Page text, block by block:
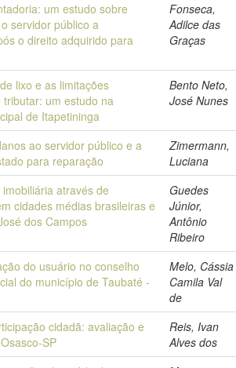
um estudo sobre
servidor público a
o direito adquirido para
Fonseca,
Adilce das
Graças
lixo e as limitações
um estudo na
de Itapetininga
Bento Neto,
José Nunes
ao servidor público e a
para reparação
Zimermann,
Luciana
através de
cidades médias brasileiras e
dos Campos
Guedes
Júnior,
Antônio
Ribeiro
do usuário no conselho
do município de Taubaté -
Melo, Cássia
Camila Val
de
cidadã: avaliação e
SP
Reis, Ivan
Alves dos